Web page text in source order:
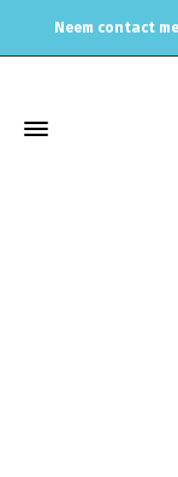
Neem contact